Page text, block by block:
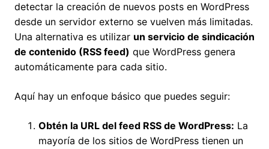
detectar la creación de nuevos posts en WordPress
desde un servidor externo se vuelven más limitadas.
Una alternativa es utilizar un servicio de sindicación
de contenido (RSS feed) que WordPress genera
automáticamente para cada sitio.
Aquí hay un enfoque básico que puedes seguir:
Obtén la URL del feed RSS de WordPress: La
mayoría de los sitios de WordPress tienen un